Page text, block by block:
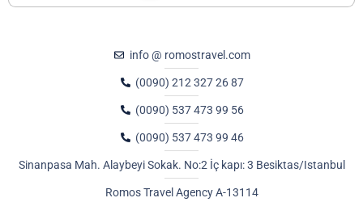
info @ romostravel.com
(0090) 212 327 26 87
(0090) 537 473 99 56
(0090) 537 473 99 46
Sinanpasa Mah. Alaybeyi Sokak. No:2 İç kapı: 3 Besiktas/Istanbul
Romos Travel Agency A-13114